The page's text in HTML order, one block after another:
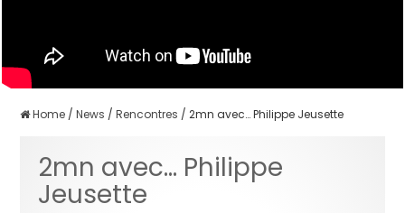
Home / News / Rencontres / 2mn avec… Philippe Jeusette
2mn avec… Philippe
Jeusette